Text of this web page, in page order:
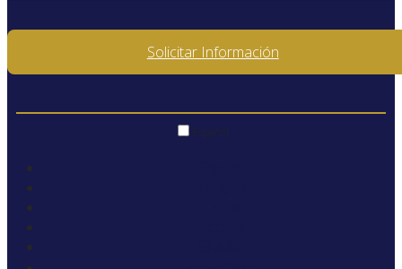
Solicitar Información
Español